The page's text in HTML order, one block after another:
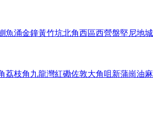
魚涌金鐘黃竹坑北角西區西營盤堅尼地城
荔枝角九龍灣紅磡佐敦大角咀 新蒲崗油麻